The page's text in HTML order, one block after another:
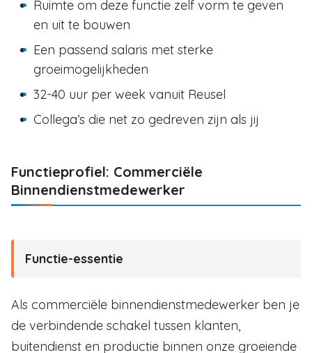
Ruimte om deze functie zelf vorm te geven
en uit te bouwen
Een passend salaris met sterke
groeimogelijkheden
32-40 uur per week vanuit Reusel
Collega’s die net zo gedreven zijn als jij
Functieprofiel: Commerciële
Binnendienstmedewerker
Functie-essentie
Als commerciële binnendienstmedewerker ben je
de verbindende schakel tussen klanten,
buitendienst en productie binnen onze groeiende